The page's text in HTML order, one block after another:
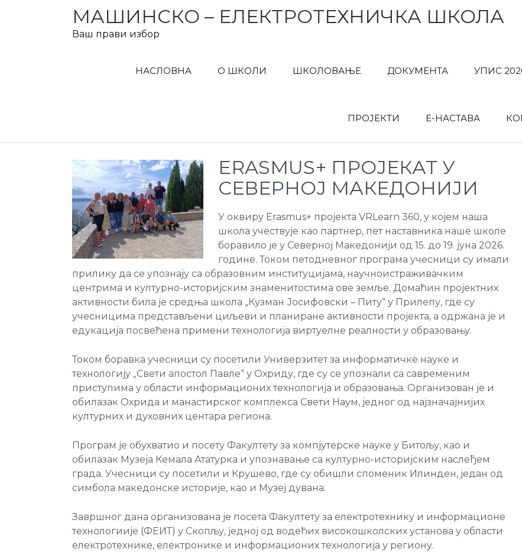
МАШИНСКО – ЕЛЕКТРОТЕХНИЧКА ШКОЛА
Ваш прави избор
НАСЛОВНА О ШКОЛИ ШКОЛОВАЊЕ ДОКУМЕНТА УПИС
ПРОЈЕКТИ Е-НАСТАВА
ERASMUS+ ПРОЈЕКАТ У
СЕВЕРНОЈ МАКЕДОНИЈИ
У оквиру Erasmus+ пројекта VRLearn 360, у којем наша
школа учествује као партнер, пет наставника наше школе
боравило је у Северној Македонији од 15. до 19. јуна 2026.
године. Током петодневног програма учесници су имали
прилику да се упознају са образовним институцијама, научноистраживачким
центрима и културно-историјским знаменитостима ове земље. Домаћин пројектних
активности била је средња школа „Кузман Јосифовски – Питу“ у Прилепу, где су
учесницима представљени циљеви и планиране активности пројекта, а одржана је и
едукација посвећена примени технологија виртуелне реалности у образовању.
Током боравка учесници су посетили Универзитет за информатичке науке и
технологију „Свети апостол Павле“ у Охриду, где су се упознали са савременим
приступима у области информационих технологија и образовања. Организован је и
обилазак Охрида и манастирског комплекса Свети Наум, једног од најзначајнијих
културних и духовних центара региона.
Програм је обухватио и посету Факултету за компјутерске науке у Битољу, као и
обилазак Музеја Кемала Ататурка и упознавање са културно-историјским наслеђем
града. Учесници су посетили и Крушево, где су обишли споменик Илинден, један од
симбола македонске историје, као и Музеј дувана.
Завршног дана организована је посета Факултету за електротехнику и информационе
технологиије (ФЕИТ) у Скопљу, једној од водећих високошколских установа у области
електротехнике, електронике и информационих технологија у региону.